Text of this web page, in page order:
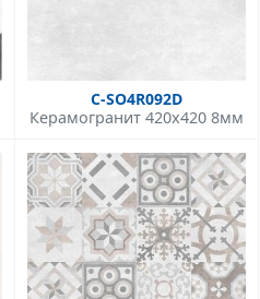
C-SO4R092D
Керамогранит 420x420 8мм